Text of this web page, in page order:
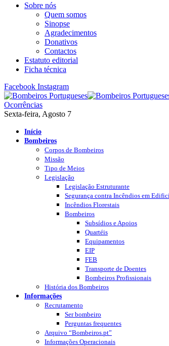
Sobre nós
Quem somos
Sinopse
Agradecimentos
Donativos
Contactos
Estatuto editorial
Ficha técnica
Facebook Instagram
Ocorrências
Sexta-feira, Agosto 7
Início
Bombeiros
Corpos de Bombeiros
Missão
Tipo de Meios
Legislação
Legislação Estruturante
Segurança contra Incêndios em
Incêndios Florestais
Bombeiros
Subsídios e Apoios
Quartéis
Equipamentos
EIP
FEB
Transporte de Doentes
Bombeiros Profissionais
História dos Bombeiros
Informações
Recrutamento
Ser bombeiro
Perguntas frequentes
Arquivo “Bombeiros.pt”
Informações Operacionais